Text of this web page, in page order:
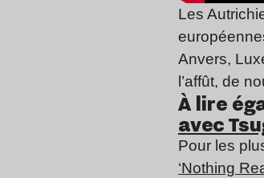
Les
Anvers,
l’affût, de
À lire
avec
Pour les
‘Nothing